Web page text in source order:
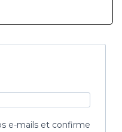
e-mails et confirme